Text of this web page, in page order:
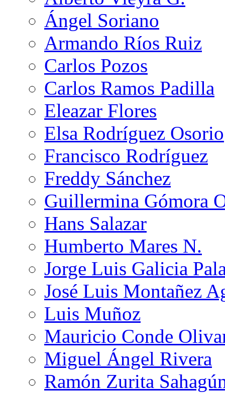
Ángel Soriano
Armando Ríos Ruiz
Carlos Pozos
Carlos Ramos Padilla
Eleazar Flores
Elsa Rodríguez Osorio
Francisco Rodríguez
Freddy Sánchez
Guillermina Gómora
Hans Salazar
Humberto Mares N.
Jorge Luis Galicia
José Luis Montañez
Luis Muñoz
Mauricio Conde
Miguel Ángel Rivera
Ramón Zurita